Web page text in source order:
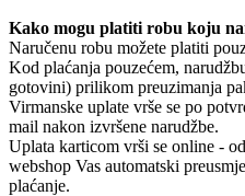
Kako mogu platiti robu koju
Naručenu robu možete platiti
Kod plaćanja pouzećem,
gotovini) prilikom preuzimanja
Virmanske uplate vrše se po
mail nakon izvršene narudžbe.
Uplata karticom vrši se online -
webshop Vas automatski
plaćanje.